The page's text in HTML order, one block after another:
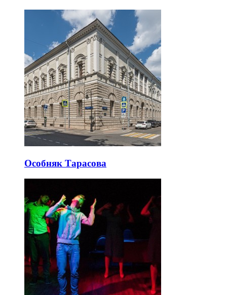
Особняк Тарасова